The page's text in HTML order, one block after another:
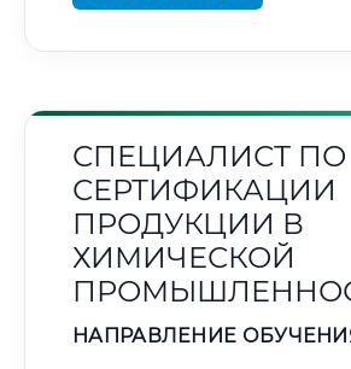
СПЕЦИАЛИСТ ПО
СЕРТИФИКАЦИИ
ПРОДУКЦИИ В
ХИМИЧЕСКОЙ
НАПРАВЛЕНИЕ